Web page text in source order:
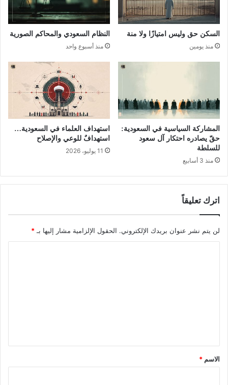
السكن حق وليس امتيازًا ولا منة
منذ يومين
النظام السعودي والمحاكم الصورية
منذ أسبوع واحد
المشاركة السياسية في السعودية:
حقّ يصادره احتكار آل سعود
للسلطة
منذ 3 أسابيع
استهداف العلماء في السعودية…
استهدافٌ للوعي والإصلاح
11 يوليو، 2026
اترك تعليقاً
لن يتم نشر عنوان بريدك الإلكتروني. الحقول الإلزامية مشار إليها بـ*
*
الاسم *